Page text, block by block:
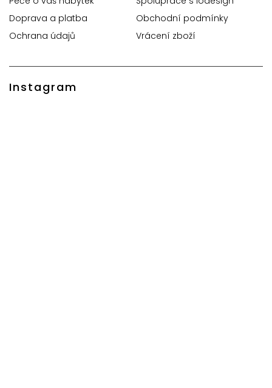
Doprava a platba
Obchodní podmínky
Ochrana údajů
Vrácení zboží
Instagram